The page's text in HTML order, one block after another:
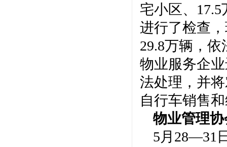
宅小区、
进行了检查
29.8万辆，
物业服务企
法处理，并
自行车销售
物业管理
5月28—31